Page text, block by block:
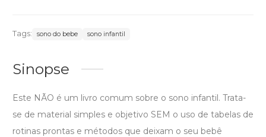
Tags: sono do bebe sono infantil
Sinopse
Este NÃO é um livro comum sobre o sono infantil. Trata-
se de material simples e objetivo SEM o uso de tabelas de
rotinas prontas e métodos que deixam o seu bebê